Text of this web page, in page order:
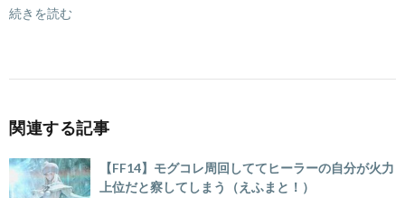
続きを読む
関連する記事
【FF14】モグコレ周回しててヒーラーの自分が火力
上位だと察してしまう（えふまと！）